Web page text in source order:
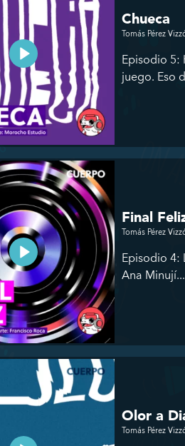
Chueca
Tomás Pérez
Episodio 5:
juego. Eso
Final
Tomás Pérez
Episodio 4:
Ana Minují...
Olor a
Tomás Pérez